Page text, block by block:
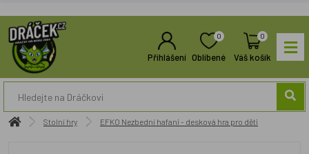
Přihlášení
0
Oblíbené
0
Váš košík
Stolní hry EFKO Nezbední hafani - desková hra pro děti